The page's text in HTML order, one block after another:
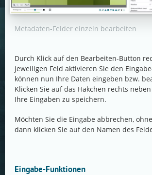
Metadaten-Felder einzeln bearbeiten
Durch Klick auf den Bearbeiten-Button
jeweiligen Feld aktivieren Sie den
können nun Ihre Daten eingeben bzw.
Klicken Sie auf das Häkchen rechts
Ihre Eingaben zu speichern.
Möchten Sie die Eingabe abbrechen,
dann klicken Sie auf den Namen des
Eingabe-Funktionen